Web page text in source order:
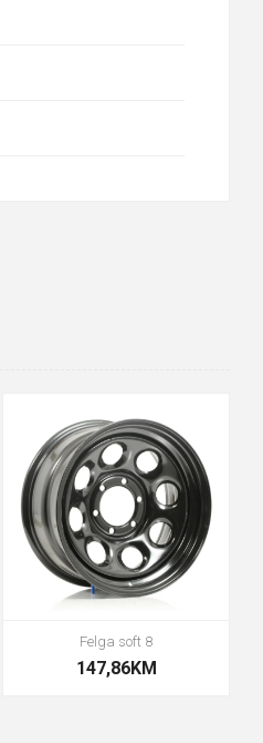
Felga soft 8
147,86KM